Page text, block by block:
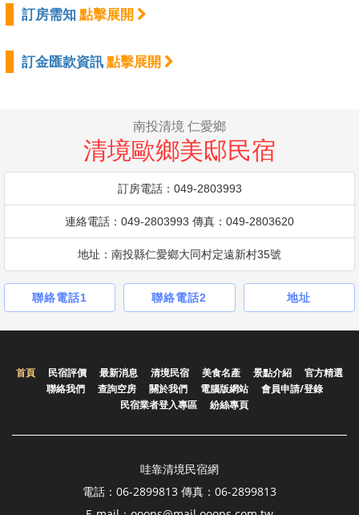
訂房需知 點擊展開
訂金匯款資訊 點擊展開
南投清境 仁愛鄉
清境歐鄉美邸民宿
訂房電話：049-2803993
連絡電話：049-2803993 傳真：049-2803620
地址：南投縣仁愛鄉大同村定遠新村35號
聯絡電話1 聯絡電話2 地址
首頁 民宿評價 最新消息 清境民宿 美食名產 景點介紹
官方精選
聯絡我們
查詢空房 關於我們 電腦版網站
會員申請/登錄
民宿業者登入專區
紛絲專頁
哇靠清境民宿網
電話：06-2899813 傳真：06-2899813